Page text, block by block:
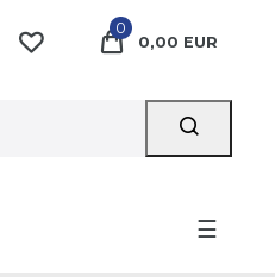
0
0,00 EUR
☰